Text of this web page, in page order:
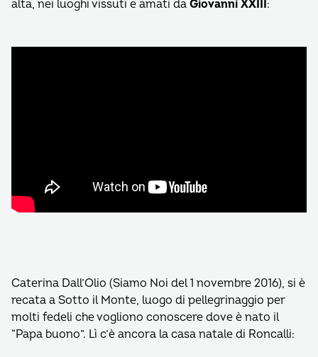
alta, nei luoghi vissuti e amati da Giovanni XXIII:
Caterina Dall’Olio (Siamo Noi del 1 novembre 2016), si è
recata a Sotto il Monte, luogo di pellegrinaggio per
molti fedeli che vogliono conoscere dove è nato il
“Papa buono”. Lì c’è ancora la casa natale di Roncalli: